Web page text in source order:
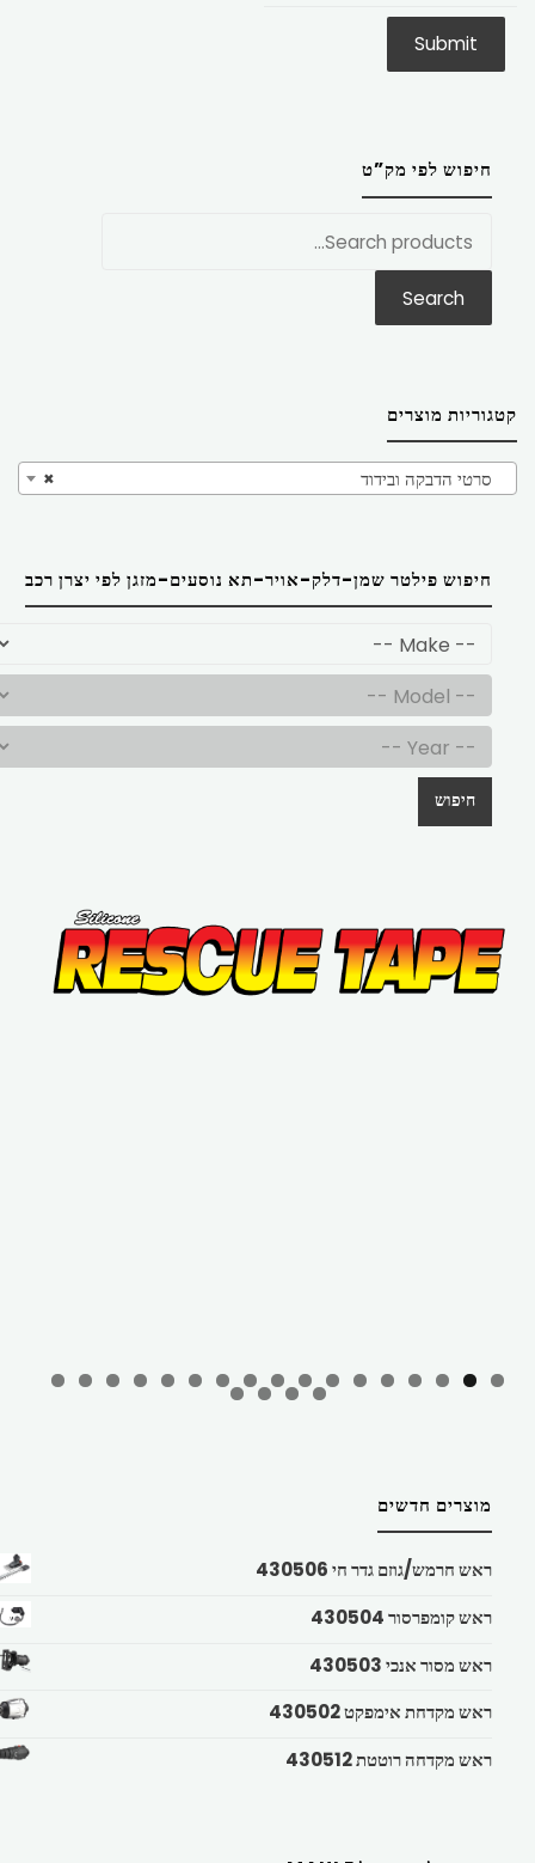
חיפוש לפי מק”ט
Search
קטגוריות מוצרים
× סרטי הדבקה ובידוד
חיפוש פילטר שמן-דלק-אויר-תא נוסעים-מזגן לפי יצרן רכב
חיפוש
מוצרים חדשים
ראש חרמש/גוזם גדר חי 430506
ראש קומפרסור 430504
ראש מסור אנכי 430503
ראש מקדחת אימפקט 430502
ראש מקדחה רוטטת 430512